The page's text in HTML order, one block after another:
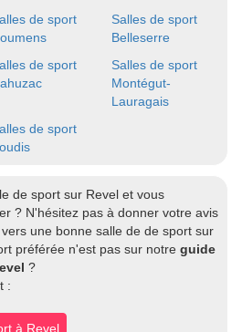
de sport
Salles de sport
Belleserre
de sport
Salles de sport
Montégut-
Lauragais
de sport
de sport sur Revel et vous
? N'hésitez pas à donner votre avis
une bonne salle de de sport sur
préférée n'est pas sur notre guide
?
:
à Revel